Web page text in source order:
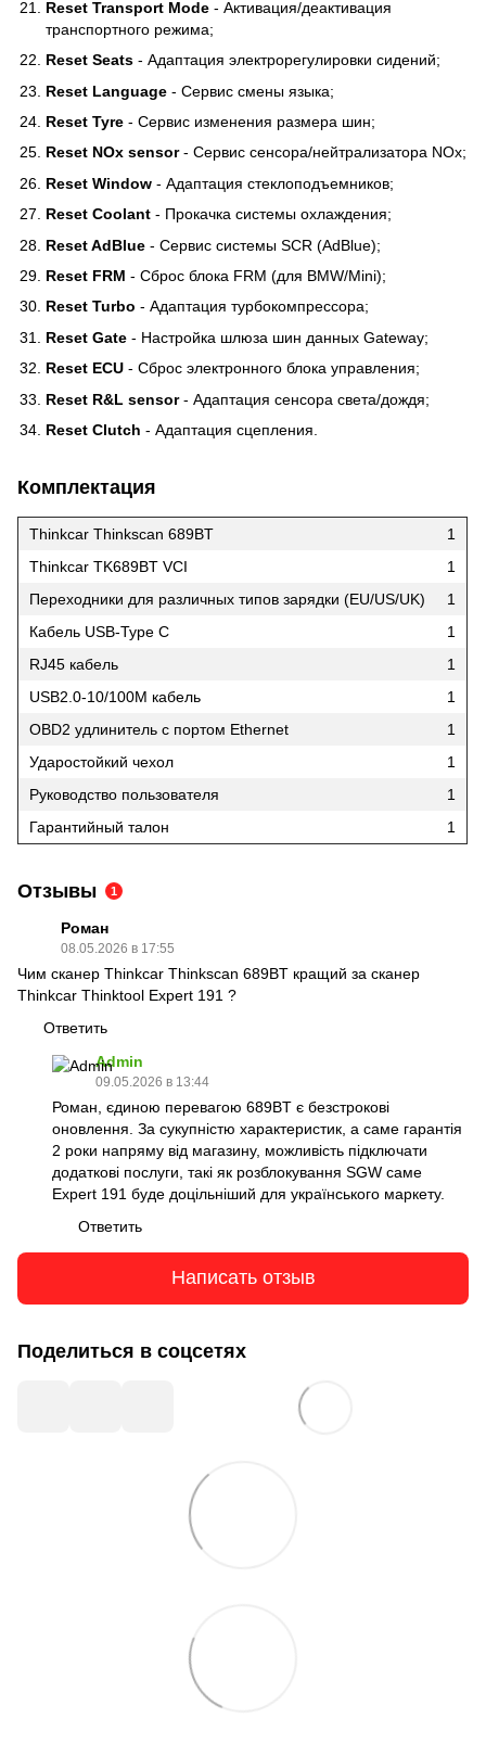
Reset Transport Mode - Активация/деактивация
транспортного режима;
Reset Seats - Адаптация электрорегулировки сидений;
Reset Language - Сервис смены языка;
Reset Tyre - Сервис изменения размера шин;
Reset NOx sensor- Сервис сенсора/нейтрализатора NOx;
Reset Window - Адаптация стеклоподъемников;
Reset Coolant - Прокачка системы охлаждения;
Reset AdBlue - Сервис системы SCR (AdBlue);
Reset FRM - Сброс блока FRM (для BMW/Mini);
Reset Turbo - Адаптация турбокомпрессора;
Reset Gate - Настройка шлюза шин данных Gateway;
Reset ECU - Сброс электронного блока управления;
Reset R&L sensor- Адаптация сенсора света/дождя;
Reset Clutch - Адаптация сцепления.
Комплектация
Thinkcar Thinkscan 689BT
1
Thinkcar TK689BT VCI
1
Переходники для различных типов зарядки (EU/US/UK)
1
Кабель USB-Type C
1
RJ45 кабель
1
USB2.0-10/100M кабель
1
OBD2 удлинитель с портом Ethernet
1
Ударостойкий чехол
1
Руководство пользователя
1
Гарантийный талон
1
Отзывы 1
Роман
08.05.2026 в 17:55
Чим сканер Thinkcar Thinkscan 689BT кращий за сканер
Thinkcar Thinktool Expert 191 ?
Ответить
Admin
09.05.2026 в 13:44
Роман, єдиною перевагою 689BT є безстрокові
оновлення. За сукупністю характеристик, а саме гарантія
2 роки напряму від магазину, можливість підключати
додаткові послуги, такі як розблокування SGW саме
Expert 191 буде доцільніший для українського маркету.
Ответить
Написать отзыв
Поделиться в соцсетях